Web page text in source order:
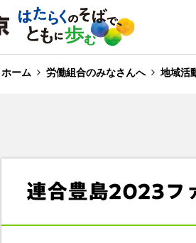
ホーム 労働組合のみなさんへ 地域活
連合豊島2023フ